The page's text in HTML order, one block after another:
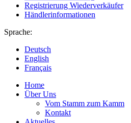
Registrierung Wiederverkäufer
Händlerinformationen
Sprache:
Deutsch
English
Français
Home
Über Uns
Vom Stamm zum Kamm
Kontakt